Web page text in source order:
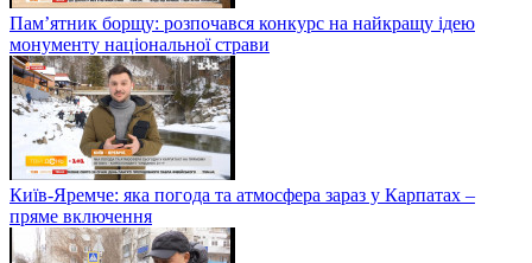
Пам’ятник борщу: розпочався конкурс на найкращу ідею
монументу національної страви
Київ-Яремче: яка погода та атмосфера зараз у Карпатах –
пряме включення